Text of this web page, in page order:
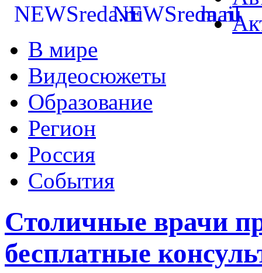
В мире
Видеосюжеты
Образование
Регион
Россия
События
Столичные врачи
бесплатные